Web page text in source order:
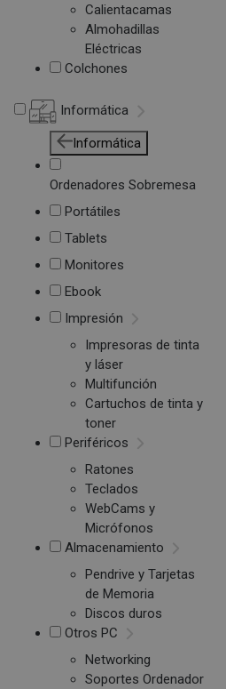
Calientacamas
Almohadillas
Eléctricas
Colchones
Informática
Informática
Ordenadores Sobremesa
Portátiles
Tablets
Monitores
Ebook
Impresión
Impresoras de tinta
y láser
Multifunción
Cartuchos de tinta y
toner
Periféricos
Ratones
Teclados
WebCams y
Micrófonos
Almacenamiento
Pendrive y Tarjetas
de Memoria
Discos duros
Otros PC
Networking
Soportes Ordenador